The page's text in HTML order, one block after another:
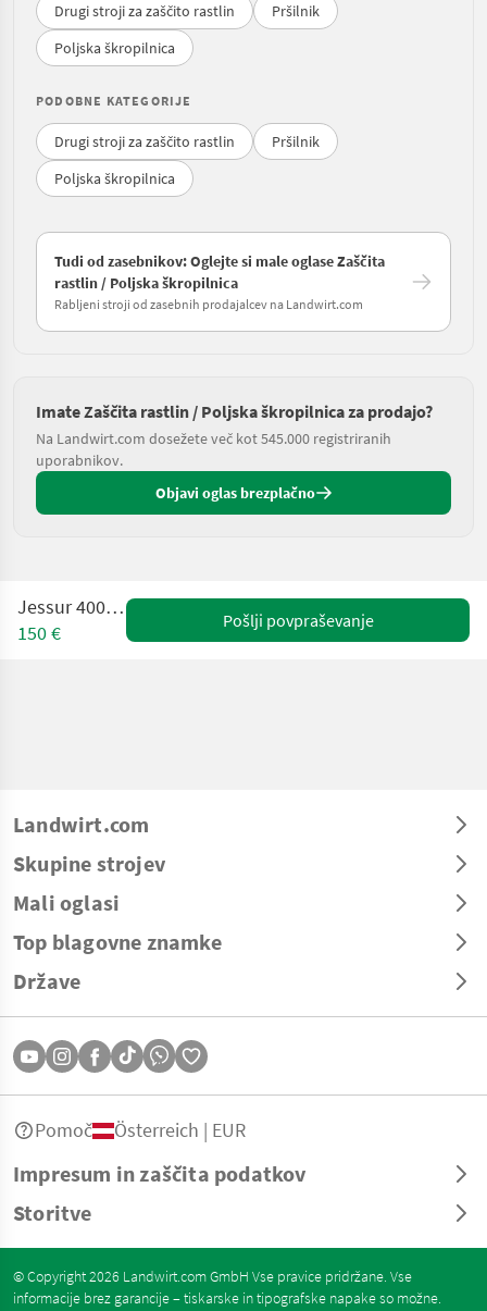
Drugi stroji za zaščito rastlin
Pršilnik
Poljska škropilnica
PODOBNE KATEGORIJE
Drugi stroji za zaščito rastlin
Pršilnik
Poljska škropilnica
Tudi od zasebnikov: Oglejte si male oglase Zaščita
rastlin / Poljska škropilnica
Rabljeni stroji od zasebnih prodajalcev na Landwirt.com
Imate Zaščita rastlin / Poljska škropilnica za prodajo?
Na Landwirt.com dosežete več kot 545.000 registriranih
uporabnikov.
Objavi oglas brezplačno
Jessur 400L / 10M
150 €
Pošlji povpraševanje
Landwirt.com
Skupine strojev
Mali oglasi
Top blagovne znamke
Države
Impresum in zaščita podatkov
Storitve
Pomoč Österreich | EUR
© Copyright 2026 Landwirt.com GmbH Vse pravice pridržane. Vse
informacije brez garancije – tiskarske in tipografske napake so možne.